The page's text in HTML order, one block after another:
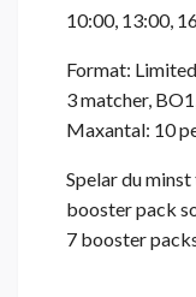
10:00, 13:00,
Format:
3 matcher,
Maxantal: 10
Spelar du
booster pack
7 booster